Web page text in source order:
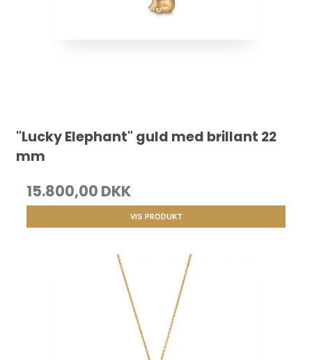
"Lucky Elephant" guld med brillant 22
mm
15.800,00 DKK
VIS PRODUKT